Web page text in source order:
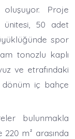
oluşuyor. Proje
ünitesi, 50 adet
spor
tonozlu kaplı
ve etrafındaki
iç bahçe
bulunmakla
m² arasında